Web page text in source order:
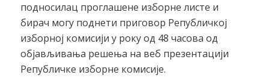
подносилац проглашене изборне листе и
бирач могу поднети приговор Републичкој
изборној комисији у року од 48 часова од
објављивања решења на веб презентацији
Републичке изборне комисије.